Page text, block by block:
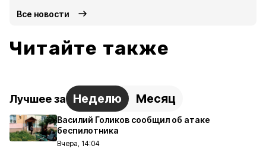
Все новости
Читайте также
Лучшее за Неделю Месяц
Василий Голиков сообщил об атаке
беспилотника
Вчера, 14:04